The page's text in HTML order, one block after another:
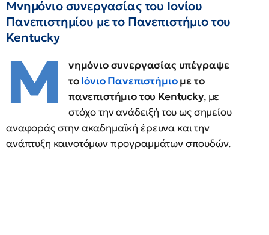
Μνημόνιο συνεργασίας του Ιονίου
Πανεπιστημίου με το Πανεπιστήμιο του
Kentucky
Μ
νημόνιο συνεργασίας υπέγραψε
τοΙόνιο Πανεπιστήμιομε το
πανεπιστήμιο του Kentucky, με
στόχο την ανάδειξή του ως σημείου
αναφοράς στην ακαδημαϊκή έρευνα και την
ανάπτυξη καινοτόμων προγραμμάτων σπουδών.